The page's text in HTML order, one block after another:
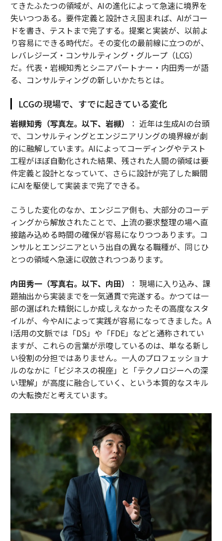
てきたふたつの領域が、AIの進化によって急速に境界を
失いつつある。要件定義と設計さえ固まれば、AIがコー
ドを書き、テストまで完了する。提案と実装が、以前よ
り容易にできる時代だ。その変化の最前線に立つのが、
レバレジーズ・コンサルティング・グループ（LCG）
だ。代表・岩槻知秀とシニアパートナー・内田秀一が語
る、コンサルティングの新しいかたちとは。
LCGの現場で、すでに起きている変化
岩槻知秀（写真左。以下、岩槻）
： 近年は生成AIの台頭
で、コンサルティングとエンジニアリングの境界線が劇
的に融解しています。AIによってコーディングやテスト
工程がほぼ自動化された結果、残された人間の領域は要
件定義と設計となっていて、さらに設計が完了した瞬間
にAIを駆使して実装まで完了できる。
こうした変化のなか、エンジニア側も、大部分のコーデ
ィングから解放されたことで、上流の要求整理の場へ直
接踏み込める時間の確保が容易になりつつあります。コ
ンサルとエンジニアという出自の異なる職種が、同じひ
とつの領域へ急速に収斂されつつあります。
内田秀一（写真右。以下、内田）
： 現場に入り込み、課
題抽出から実装までを一気通貫で完遂する。かつては一
部の選ばれた精鋭にしか成しえなかったその高度なスタ
イルが、今やAIによって実践が容易になってきました。A
I活用の文脈では「DS」や「FDE」などと通称されてい
ますが、これらの言葉が示唆しているのは、単なる新し
い役割の分担ではありません。一人のプロフェッショナ
ルのなかに「ビジネスの視座」と「テクノロジーへの深
い理解」が高度に融合していく、という本質的なスキル
の大転換だと考えています。